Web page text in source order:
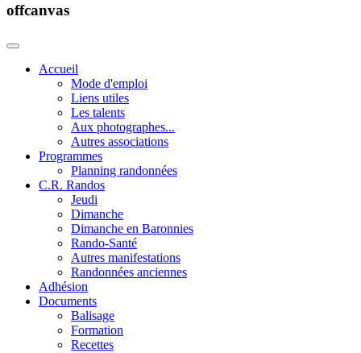
offcanvas
Accueil
Mode d'emploi
Liens utiles
Les talents
Aux photographes...
Autres associations
Programmes
Planning randonnées
C.R. Randos
Jeudi
Dimanche
Dimanche en Baronnies
Rando-Santé
Autres manifestations
Randonnées anciennes
Adhésion
Documents
Balisage
Formation
Recettes